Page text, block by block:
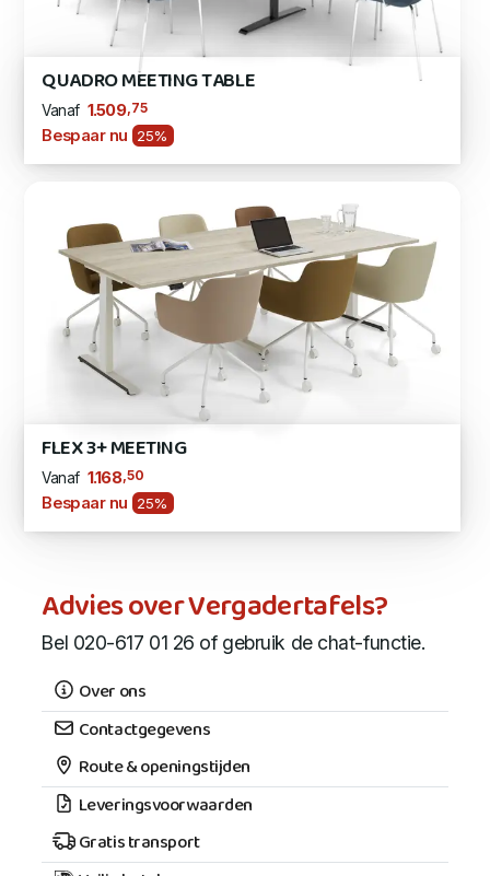
QUADRO MEETING TABLE
Vanaf 1.509,75
Bespaar nu 25%
FLEX 3+ MEETING
Vanaf 1.168,50
Bespaar nu 25%
Advies over Vergadertafels?
Bel 020-617 01 26 of gebruik de chat-functie.
Over ons
Contactgegevens
Route & openingstijden
Leveringsvoorwaarden
Gratis transport